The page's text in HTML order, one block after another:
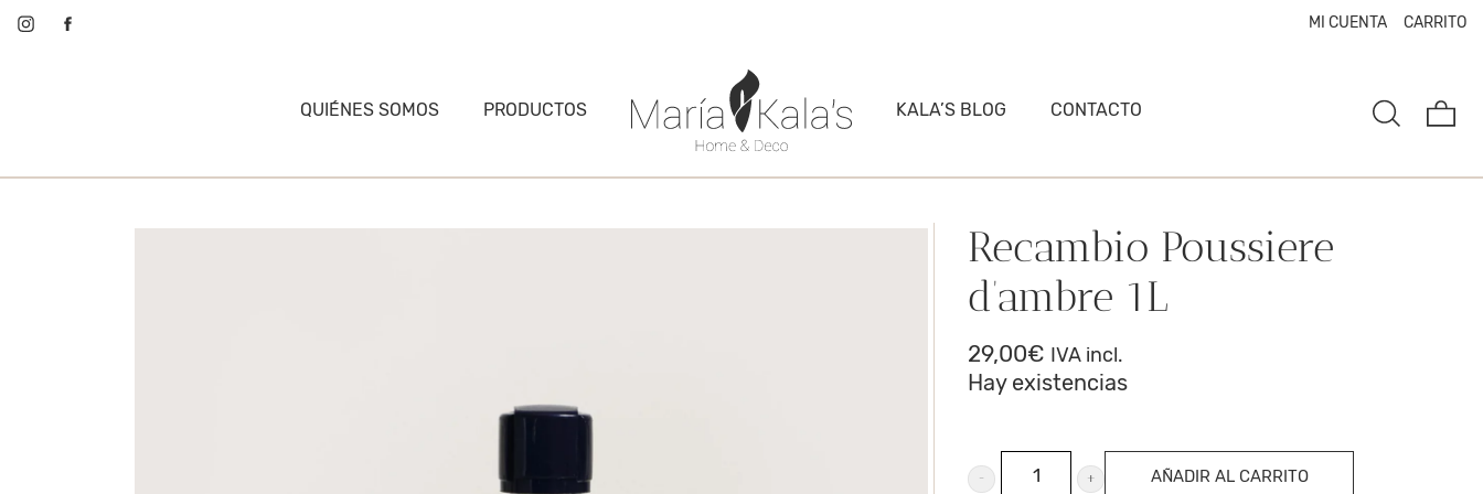
MI CUENTA CARRITO
QUIÉNES SOMOS PRODUCTOS KALA’S BLOG CONTACTO
Recambio Poussiere
d’ambre 1L
29,00€ IVA incl.
Hay existencias
Recambio
AÑADIR AL CARRITO